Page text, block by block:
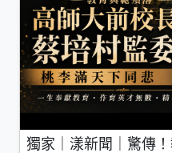
獨家｜漾新聞｜驚傳